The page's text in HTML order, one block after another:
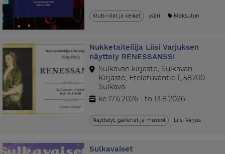
Klubi-illat ja keikat ysäri Maksuton
Nukketaiteilija Liisi Varjuksen
näyttely RENESSANSSI
Sulkavan kirjasto, Sulkavan
Kirjasto, Etelätuvantie 1, 58700
Sulkava
ke 17.6.2026 - to 13.8.2026
Näyttelyt, galleriat ja museot Liisi Varjus
Sulkavaiset